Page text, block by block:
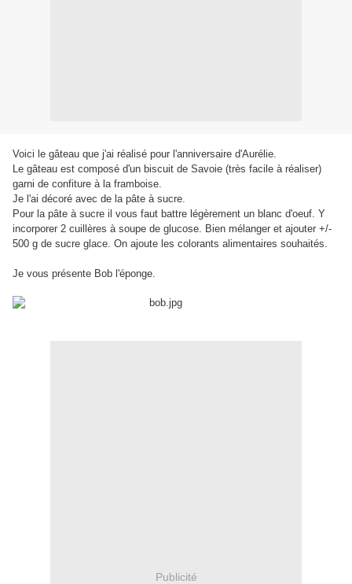
Voici le gâteau que j'ai réalisé pour l'anniversaire d'Aurélie.
Le gâteau est composé d'un biscuit de Savoie (très facile à réaliser)
garni de confiture à la framboise.
Je l'ai décoré avec de la pâte à sucre.
Pour la pâte à sucre il vous faut battre légèrement un blanc d'oeuf. Y
incorporer 2 cuillères à soupe de glucose. Bien mélanger et ajouter +/-
500 g de sucre glace. On ajoute les colorants alimentaires souhaités.
Je vous présente Bob l'éponge.
Publicité